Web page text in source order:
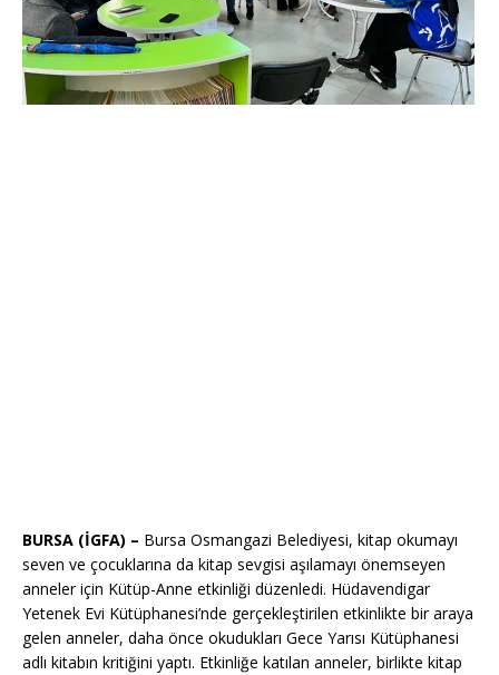
BURSA (İGFA) – Bursa Osmangazi Belediyesi, kitap okumayı
seven ve çocuklarına da kitap sevgisi aşılamayı önemseyen
anneler için Kütüp-Anne etkinliği düzenledi. Hüdavendigar
Yetenek Evi Kütüphanesi’nde gerçekleştirilen etkinlikte bir araya
gelen anneler, daha önce okudukları Gece Yarısı Kütüphanesi
adlı kitabın kritiğini yaptı. Etkinliğe katılan anneler, birlikte kitap